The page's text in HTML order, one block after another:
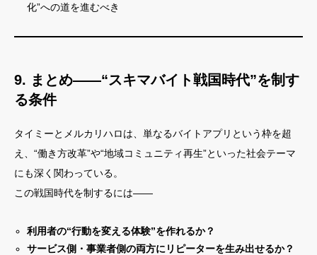
化”への道を進むべき
9. まとめ——“スキマバイト戦国時代”を制す
る条件
タイミーとメルカリハロは、単なるバイトアプリという枠を超
え、“働き方改革”や“地域コミュニティ再生”といった社会テーマ
にも深く関わっている。
この戦国時代を制するには——
利用者の“行動を変える体験”を作れるか？
サービス側・事業者側の両方にリピーターを生み出せるか？